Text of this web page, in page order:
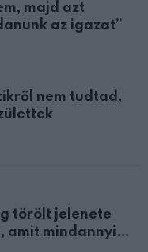
majd azt
az igazat”
nem tudtad,
törölt jelenete
amit mindannyian